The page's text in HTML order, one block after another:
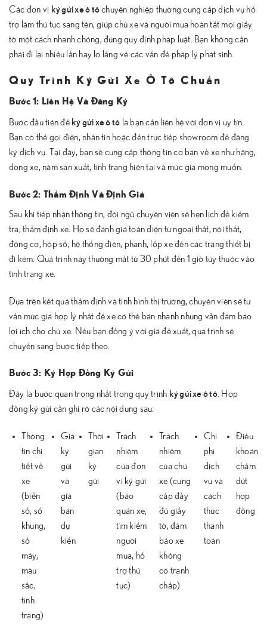
Các đơn vị ký gửi xe ô tôchuyên nghiệp thường cung cấp dịch vụ hỗ
trợ làm thủ tục sang tên, giúp chủ xe và người mua hoàn tất mọi giấy
tờ một cách nhanh chóng, đúng quy định pháp luật. Bạn không cần
phải đi lại nhiều lần hay lo lắng về các vấn đề pháp lý phát sinh.
Quy Trình Ký Gửi Xe Ô Tô Chuẩn
Bước 1: Liên Hệ Và Đăng Ký
Bước đầu tiên để ký gửi xe ô tô là bạn cần liên hệ với đơn vị uy tín.
Bạn có thể gọi điện, nhắn tin hoặc đến trực tiếp showroom để đăng
ký dịch vụ. Tại đây, bạn sẽ cung cấp thông tin cơ bản về xe như hãng,
dòng xe, năm sản xuất, tình trạng hiện tại và mức giá mong muốn.
Bước 2: Thẩm Định Và Định Giá
Sau khi tiếp nhận thông tin, đội ngũ chuyên viên sẽ hẹn lịch để kiểm
tra, thẩm định xe. Họ sẽ đánh giá toàn diện từ ngoại thất, nội thất,
động cơ, hộp số, hệ thống điện, phanh, lốp xe đến các trang thiết bị
đi kèm. Quá trình này thường mất từ 30 phút đến 1 giờ tùy thuộc vào
tình trạng xe.
Dựa trên kết quả thẩm định và tình hình thị trường, chuyên viên sẽ tư
vấn mức giá hợp lý nhất để xe có thể bán nhanh nhưng vẫn đảm bảo
lợi ích cho chủ xe. Nếu bạn đồng ý với giá đề xuất, quá trình sẽ
chuyển sang bước tiếp theo.
Bước 3: Ký Hợp Đồng Ký Gửi
Đây là bước quan trọng nhất trong quy trình ký gửi xe ô tô. Hợp
đồng ký gửi cần ghi rõ các nội dung sau:
Thông
tin chi
tiết về
xe
(biển
số, số
khung,
số
máy,
màu
sắc,
tình
trạng)
Giá
ký
gửi
và
giá
bán
dự
kiến
Thời
gian
ký
gửi
Trách
nhiệm
của đơn
vị ký gửi
(bảo
quản xe,
tìm kiếm
người
mua, hỗ
trợ thủ
tục)
Trách
nhiệm
của chủ
xe (cung
cấp đầy
đủ giấy
tờ, đảm
bảo xe
không
có tranh
chấp)
Chi
phí
dịch
vụ và
cách
thức
thanh
toán
Điều
khoản
chấm
dứt
hợp
đồng